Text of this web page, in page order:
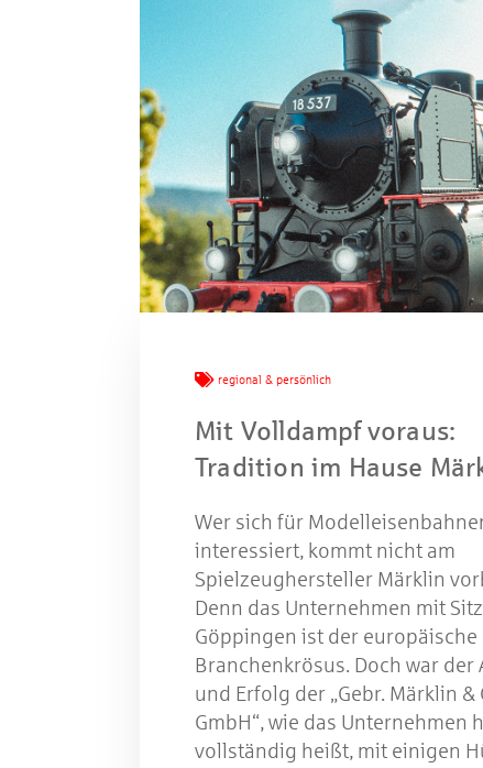
regional & persönlich
Mit Volldampf voraus:
Tradition im Hause
Wer sich für
interessiert, kommt nicht am
Spielzeughersteller Märklin
Denn das Unternehmen mit
Göppingen ist der europäische
Branchenkrösus. Doch war der
und Erfolg der „Gebr. Märklin &
GmbH“, wie das Unternehmen
vollständig heißt, mit einigen